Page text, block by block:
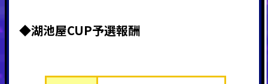
◆湖池屋CUP予選報酬